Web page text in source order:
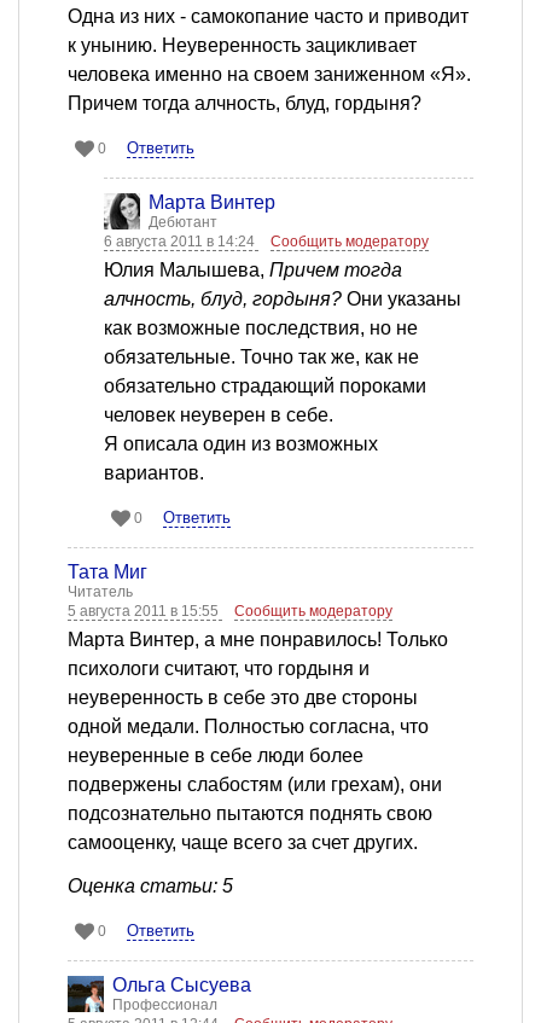
Одна из них - самокопание часто и приводит
к унынию. Неуверенность зацикливает
человека именно на своем заниженном «Я».
Причем тогда алчность, блуд, гордыня?
0 Ответить
Марта Винтер
Дебютант
6 августа 2011 в 14:24
Сообщить модератору
Юлия Малышева, Причем тогда
алчность, блуд, гордыня? Они указаны
как возможные последствия, но не
обязательные. Точно так же, как не
обязательно страдающий пороками
человек неуверен в себе.
Я описала один из возможных
вариантов.
0 Ответить
Тата Миг
Читатель
5 августа 2011 в 15:55
Сообщить модератору
Марта Винтер, а мне понравилось! Только
психологи считают, что гордыня и
неуверенность в себе это две стороны
одной медали. Полностью согласна, что
неуверенные в себе люди более
подвержены слабостям (или грехам), они
подсознательно пытаются поднять свою
самооценку, чаще всего за счет других.
Оценка статьи: 5
0 Ответить
Ольга Сысуева
Профессионал